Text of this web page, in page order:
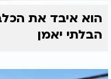
הבלתי יאמן